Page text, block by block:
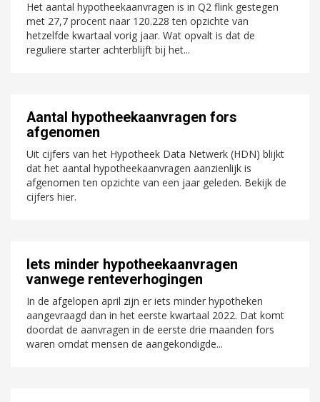
Het aantal hypotheekaanvragen is in Q2 flink gestegen
met 27,7 procent naar 120.228 ten opzichte van
hetzelfde kwartaal vorig jaar. Wat opvalt is dat de
reguliere starter achterblijft bij het...
Aantal hypotheekaanvragen fors
afgenomen
Uit cijfers van het Hypotheek Data Netwerk (HDN) blijkt
dat het aantal hypotheekaanvragen aanzienlijk is
afgenomen ten opzichte van een jaar geleden. Bekijk de
cijfers hier.
Iets minder hypotheekaanvragen
vanwege renteverhogingen
In de afgelopen april zijn er iets minder hypotheken
aangevraagd dan in het eerste kwartaal 2022. Dat komt
doordat de aanvragen in de eerste drie maanden fors
waren omdat mensen de aangekondigde...